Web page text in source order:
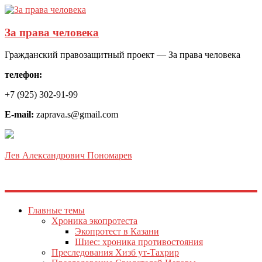
За права человека
Гражданский правозащитный проект — За права человека
телефон:
+7 (925) 302-91-99
E-mail: zaprava.s@gmail.com
Лев Александрович Пономарев
Главные темы
Хроника экопротеста
Экопротест в Казани
Шиес: хроника противостояния
Преследования Хизб ут-Тахрир